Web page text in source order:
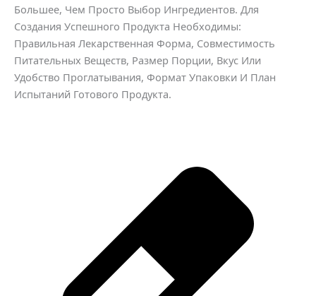
Большее, Чем Просто Выбор Ингредиентов. Для
Создания Успешного Продукта Необходимы:
Правильная Лекарственная Форма, Совместимость
Питательных Веществ, Размер Порции, Вкус Или
Удобство Проглатывания, Формат Упаковки И План
Испытаний Готового Продукта.